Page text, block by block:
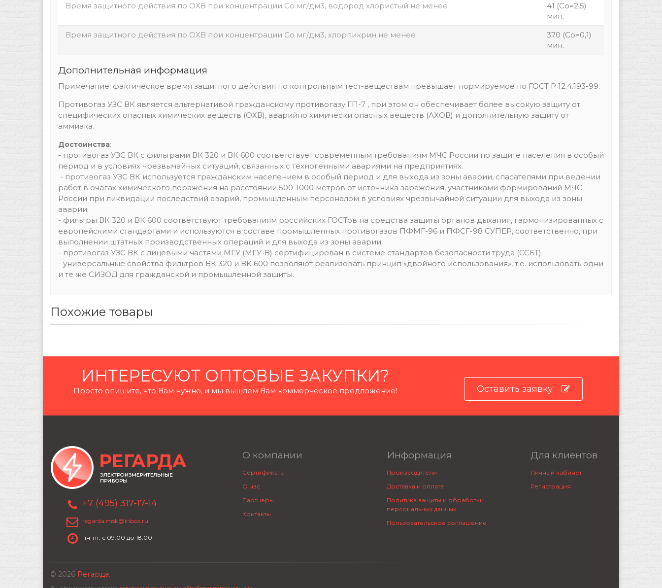
Время защитного действия по ОХВ при концентрации Со мг/дм3, водород хлористый не менее
41 (Со=2,5)
мин.
Время защитного действия по ОХВ при концентрации Со мг/дм3, хлорпикрин не менее
370 (Со=0,1)
мин.
Дополнительная информация
Примечание: фактическое время защитного действия по контрольным тест-веществам превышает нормируемое по ГОСТ Р 12.4.193-99.
Противогаз УЗС ВК является альтернативой гражданскому противогазу ГП-7 , при этом он обеспечивает более высокую защиту от
специфических опасных химических веществ (ОХВ), аварийно химически опасных веществ (АХОВ) и дополнительную защиту от
аммиака.
Достоинства:
- противогаз УЗС ВК с фильтрами ВК 320 и ВК 600 соответствует современным требованиям МЧС России по защите населения в особый
период и в условиях чрезвычайных ситуаций, связанных с техногенными авариями на предприятиях.
- противогаз УЗС ВК используется гражданским населением в особый период и для выхода из зоны аварии, спасателями при ведении
работ в очагах химического поражения на расстоянии 500-1000 метров от источника заражения, участниками формирований МЧС
России при ликвидации последствий аварий, промышленным персоналом в условиях чрезвычайной ситуации для выхода из зоны
аварии.
- фильтры ВК 320 и ВК 600 соответствуют требованиям российских ГОСТов на средства защиты органов дыхания, гармонизированных с
европейскими стандартами и используются в составе промышленных противогазов ПФМГ-96 и ПФСГ-98 СУПЕР, соответственно, при
выполнении штатных производственных операций и для выхода из зоны аварии.
- противогаз УЗС ВК с лицевыми частями МГУ (МГУ-В) сертифицирован в системе стандартов безопасности труда (ССБТ).
- универсальные свойства фильтров ВК 320 и ВК 600 позволяют реализовать принцип «двойного использования», т.е. использовать одни
и те же СИЗОД для гражданской и промышленной защиты.
Похожие товары
ИНТЕРЕСУЮТ ОПТОВЫЕ ЗАКУПКИ?
Просто опишите, что Вам нужно, и мы вышлем Вам коммерческое предложение! Оставить заявку
+7 (495) 317-17-14
regarda.msk@inbox.ru
пн-пт, с 09:00 до 18:00
О компании
Сертификаты
О нас
Партнеры
Контакты
Информация
Производители
Доставка и оплата
Политика защиты и обработки
персональных данных
Пользовательское соглашение
Для клиентов
Личный кабинет
Регистрация
© 2026 Регарда.